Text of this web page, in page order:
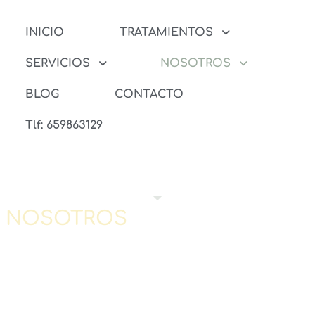
INICIO TRATAMIENTOS
SERVICIOS NOSOTROS
BLOG CONTACTO
Tlf: 659863129
NOSOTROS